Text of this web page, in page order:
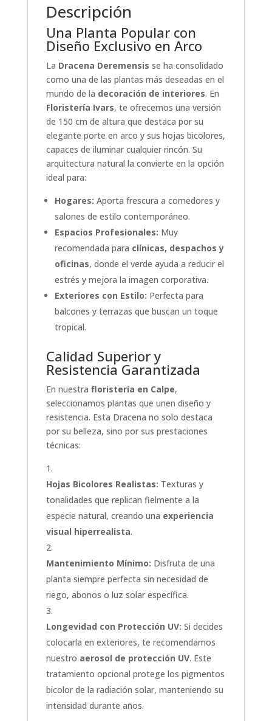
Descripción
Una Planta Popular con
Diseño Exclusivo en Arco
La Dracena Deremensis se ha consolidado
como una de las plantas más deseadas en el
mundo de la decoración de interiores. En
Floristería Ivars, te ofrecemos una versión
de 150 cm de altura que destaca por su
elegante porte en arco y sus hojas bicolores,
capaces de iluminar cualquier rincón. Su
arquitectura natural la convierte en la opción
ideal para:
Hogares: Aporta frescura a comedores y
salones de estilo contemporáneo.
Espacios Profesionales: Muy
recomendada para clínicas, despachos y
oficinas, donde el verde ayuda a reducir el
estrés y mejora la imagen corporativa.
Exteriores con Estilo: Perfecta para
balcones y terrazas que buscan un toque
tropical.
Calidad Superior y
Resistencia Garantizada
En nuestra floristería en Calpe,
seleccionamos plantas que unen diseño y
resistencia. Esta Dracena no solo destaca
por su belleza, sino por sus prestaciones
técnicas:
Hojas Bicolores Realistas: Texturas y
tonalidades que replican fielmente a la
especie natural, creando una experiencia
visual hiperrealista.
Mantenimiento Mínimo: Disfruta de una
planta siempre perfecta sin necesidad de
riego, abonos o luz solar específica.
Longevidad con Protección UV: Si decides
colocarla en exteriores, te recomendamos
nuestro aerosol de protección UV. Este
tratamiento opcional protege los pigmentos
bicolor de la radiación solar, manteniendo su
intensidad durante años.